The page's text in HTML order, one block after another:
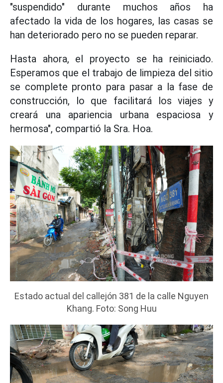
"suspendido" durante muchos años ha
afectado la vida de los hogares, las casas se
han deteriorado pero no se pueden reparar.
Hasta ahora, el proyecto se ha reiniciado.
Esperamos que el trabajo de limpieza del sitio
se complete pronto para pasar a la fase de
construcción, lo que facilitará los viajes y
creará una apariencia urbana espaciosa y
hermosa", compartió la Sra. Hoa.
Estado actual del callejón 381 de la calle Nguyen
Khang. Foto: Song Huu